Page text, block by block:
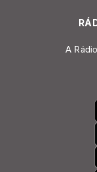
A